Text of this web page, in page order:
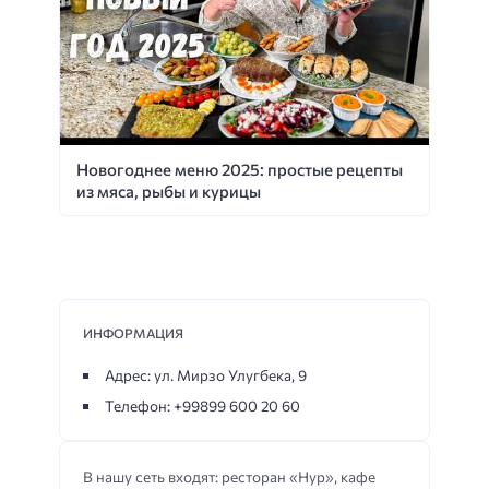
Новогоднее меню 2025: простые рецепты
из мяса, рыбы и курицы
В нашу сеть входят: ресторан «Нур», кафе
ИНФОРМАЦИЯ
Адрес: ул. Мирзо Улугбека, 9
Телефон: +99899 600 20 60